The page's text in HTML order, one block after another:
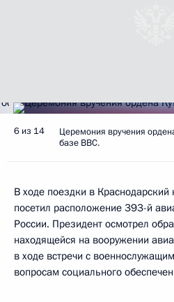
6 из 14
Церемония вручения
базе ВВС.
В ходе поездки в
посетил расположение 393-й
России. Президент осмотрел
находящейся на вооружении
в ходе встречи с
вопросам социального